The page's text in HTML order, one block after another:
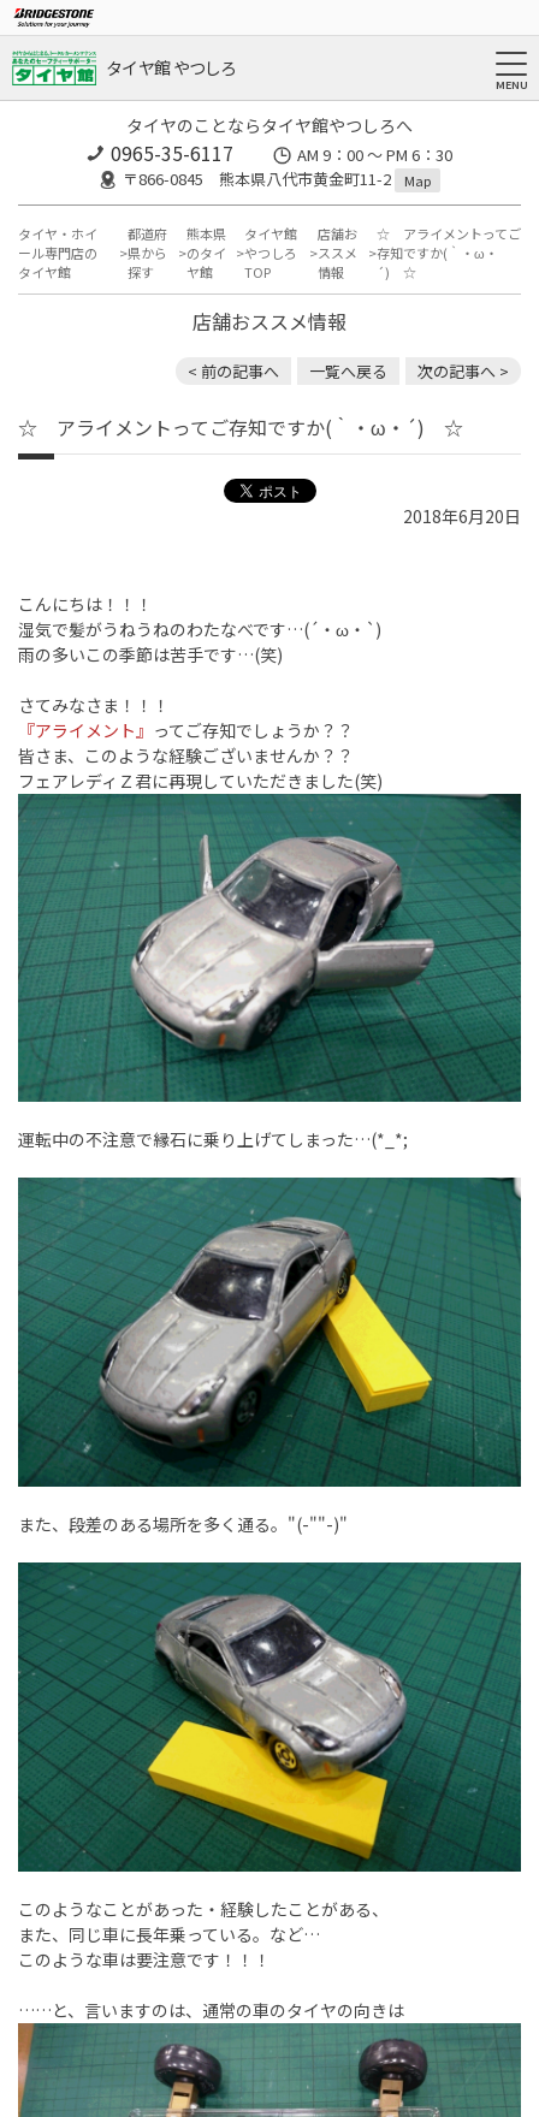
タイヤ館 やつしろ
タイヤのことならタイヤ館やつしろへ
0965-35-6117
AM 9：00 ～ PM 6：30
〒866-0845 熊本県八代市黄金町11-2
Map
タイヤ・ホイ
ール専門店の
タイヤ館
都道府
県から
探す
熊本県
のタイ
ヤ館
タイヤ館
やつしろ
TOP
店舗お
ススメ
情報
☆ アライメントってご
存知ですか(｀・ω・
´) ☆
店舗おススメ情報
< 前の記事へ 一覧へ戻る 次の記事へ >
☆ アライメントってご存知ですか(｀・ω・´) ☆
2018年6月20日
こんにちは！！！
湿気で髪がうねうねのわたなべです…(´・ω・`)
雨の多いこの季節は苦手です…(笑)
さてみなさま！！！
『アライメント』 ってご存知でしょうか？？
皆さま、このような経験ございませんか？？
フェアレディＺ君に再現していただきました(笑)
運転中の不注意で縁石に乗り上げてしまった…(*_*;
また、段差のある場所を多く通る。"(-""-)"
このようなことがあった・経験したことがある、
また、同じ車に長年乗っている。など…
このような車は要注意です！！！
……と、言いますのは、通常の車のタイヤの向きは